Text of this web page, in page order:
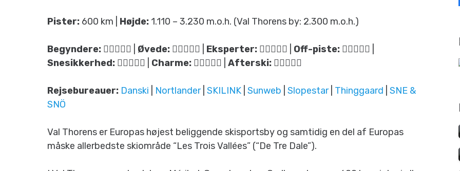
Pister: 600 km | Højde: 1.110 – 3.230 m.o.h. (Val Thorens by: 2.300 m.o.h.)
Begyndere: Øvede: Eksperter: Off-piste:
Snesikkerhed:
Charme: Afterski:
Rejsebureauer: Danski Nortlander| SKILINK Sunweb Slopestar| Thinggaard SNE &
SNÖ
Val Thorens er Europas højest beliggende skisportsby og samtidig en del af Europas
måske allerbedste skiområde “Les Trois Vallées” (“De Tre Dale”).